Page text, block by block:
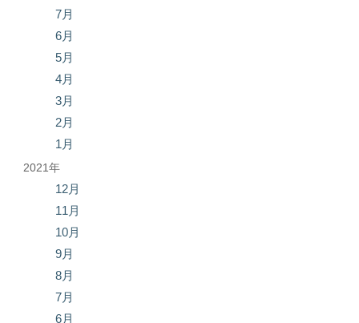
7月
6月
5月
4月
3月
2月
1月
2021年
12月
11月
10月
9月
8月
7月
6月